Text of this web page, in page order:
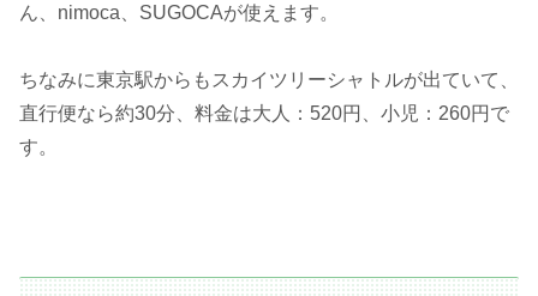
ん、nimoca、SUGOCAが使えます。
ちなみに東京駅からもスカイツリーシャトルが出ていて、
直行便なら約30分、料金は大人：520円、小児：260円で
す。